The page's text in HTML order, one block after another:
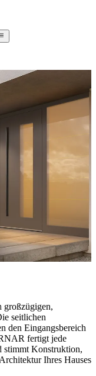
großzügigen,
seitlichen
den Eingangsbereich
fertigt jede
stimmt Konstruktion,
Ihres Hauses